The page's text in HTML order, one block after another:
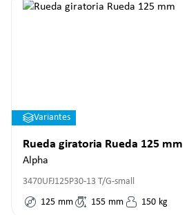
Variantes
Rueda giratoria Rueda 125 mm
Alpha
3470UFJ125P30-13 T/G-small
125 mm 155 mm 150 kg